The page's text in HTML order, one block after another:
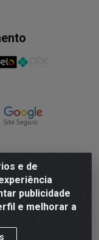
e de
publicidade
e melhorar a
LTDA - Rua
Alecrim - Vila
0003-09